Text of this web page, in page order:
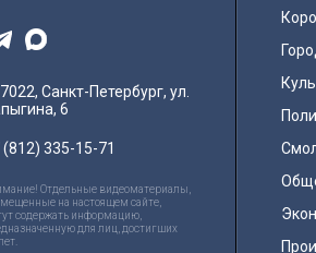
Санкт-Петербург, ул.
6
(812) 335-15-71
Отдельные видеоматериалы,
на настоящем сайте,
содержать информацию,
для лиц, достигших